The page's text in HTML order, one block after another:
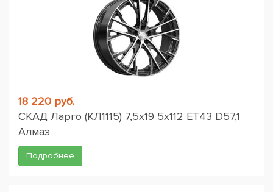
18 220 руб.
СКАД Ларго (КЛ1115) 7,5x19 5x112 ET43 D57,1
Алмаз
Подробнее